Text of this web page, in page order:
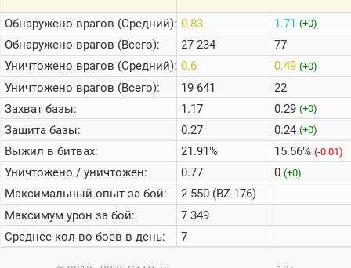
Обнаружено врагов (Средний):
Обнаружено врагов (Всего):
Уничтожено врагов (Средний):
Уничтожено врагов (Всего):
Захват базы:
Защита базы:
Выжил в битвах:
Уничтожено / уничтожен:
Максимальный опыт за бой:
Максимум урон за бой:
Среднее кол-во боев в день:
0.83
27 234
0.6
19 641
1.17
0.27
21.91%
0.77
2 550 (BZ-176)
7 349
7
1.71 (+0)
77
0.49 (+0)
22
0.29 (+0)
0.24 (+0)
15.56% (-0.01)
0 (+0)